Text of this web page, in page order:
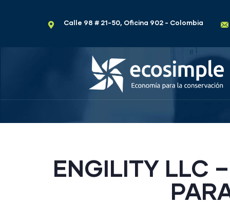
Calle 98 # 21-50, Oficina 902 - Colombia
ENGILITY LLC